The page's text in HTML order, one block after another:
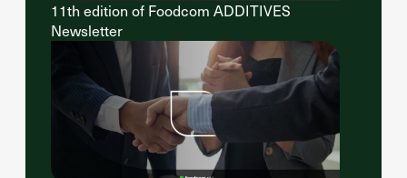
11th edition of Foodcom ADDITIVES
Newsletter